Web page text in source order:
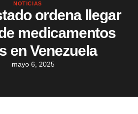
NOTICIAS
ordena llegar
medicamentos
en Venezuela
mayo 6, 2025